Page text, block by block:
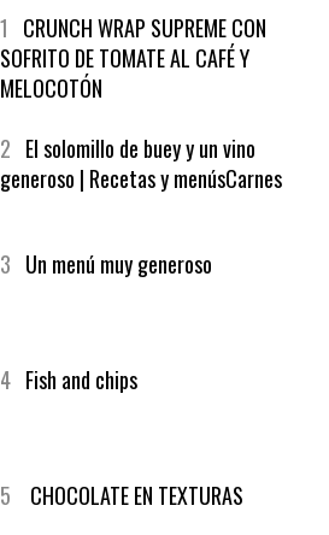
1CRUNCH WRAP SUPREME CON
SOFRITO DE TOMATE AL CAFÉ Y
MELOCOTÓN
2El solomillo de buey y un vino